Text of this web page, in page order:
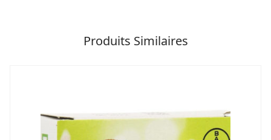
Produits Similaires